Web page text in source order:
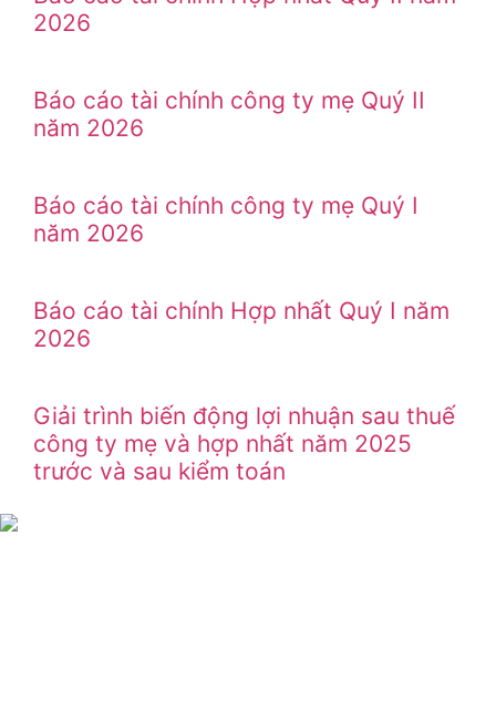
2026
Báo cáo tài chính công ty mẹ Quý II
năm 2026
Báo cáo tài chính công ty mẹ Quý I
năm 2026
Báo cáo tài chính Hợp nhất Quý I năm
2026
Giải trình biến động lợi nhuận sau thuế
công ty mẹ và hợp nhất năm 2025
trước và sau kiểm toán